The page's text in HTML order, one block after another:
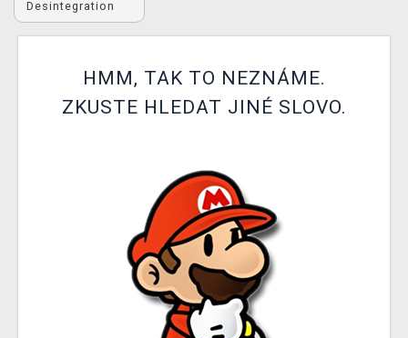
DOPRAVA
TCG & BOARDGAME HUB
Desintegration
HMM, TAK TO NEZNÁME.
ZKUSTE HLEDAT JINÉ SLOVO.